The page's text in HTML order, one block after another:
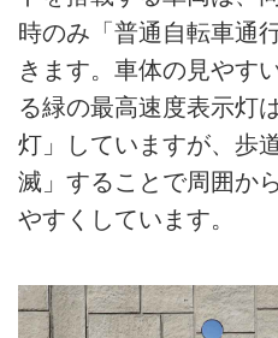
時のみ「普通自転車通
きます。車体の見やす
る緑の最高速度表示灯
灯」していますが、歩
滅」することで周囲か
やすくしています。